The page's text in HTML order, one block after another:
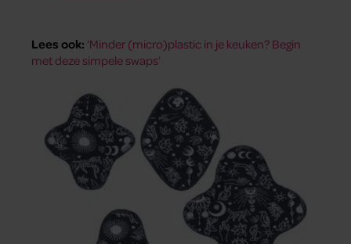
Lees ook: ‘Minder (micro)plastic in je keuken? Begin
met deze simpele swaps’